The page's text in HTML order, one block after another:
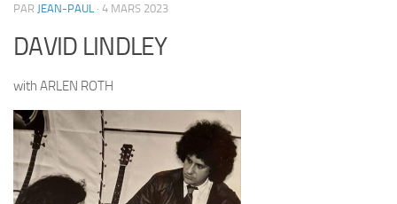
PAR JEAN-PAUL · 4 MARS 2023
DAVID LINDLEY
with ARLEN ROTH